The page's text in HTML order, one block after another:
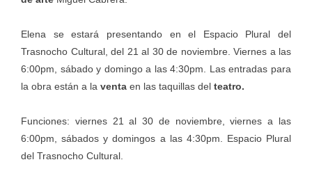
Elena se estará presentando en el Espacio Plural del
Trasnocho Cultural, del 21 al 30 de noviembre. Viernes a las
6:00pm, sábado y domingo a las 4:30pm. Las entradas para
la obra están a la venta en las taquillas del teatro.
Funciones: viernes 21 al 30 de noviembre, viernes a las
6:00pm, sábados y domingos a las 4:30pm. Espacio Plural
del Trasnocho Cultural.